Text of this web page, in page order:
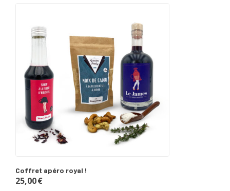
Coffret apéro royal !
25,00€